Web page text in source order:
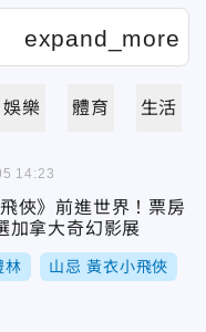
娛樂 體育 生活
俠》前進世界！票房
拿大奇幻影展
林 山忌 黃衣小飛俠
14:23